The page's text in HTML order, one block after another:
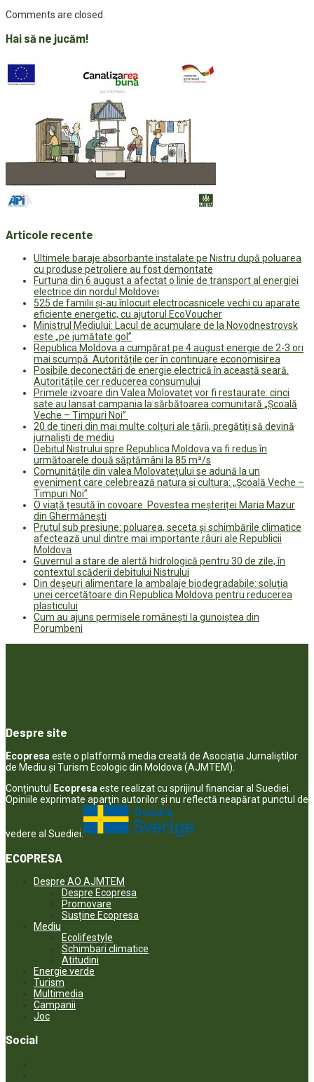
Comments are closed.
Hai să ne jucăm!
Articole recente
Ultimele baraje absorbante instalate pe Nistru după poluarea
cu produse petroliere au fost demontate
Furtuna din 6 august a afectat o linie de transport al energiei
electrice din nordul Moldovei
525 de familii și-au înlocuit electrocasnicele vechi cu aparate
eficiente energetic, cu ajutorul EcoVoucher
Ministrul Mediului: Lacul de acumulare de la Novodnestrovsk
este „pe jumătate gol”
Republica Moldova a cumpărat pe 4 august energie de 2-3 ori
mai scumpă. Autoritățile cer în continuare economisirea
Posibile deconectări de energie electrică în această seară.
Autoritățile cer reducerea consumului
Primele izvoare din Valea Molovateț vor fi restaurate: cinci
sate au lansat campania la sărbătoarea comunitară „Școală
Veche – Timpuri Noi”
20 de tineri din mai multe colțuri ale țării, pregătiți să devină
jurnaliști de mediu
Debitul Nistrului spre Republica Moldova va fi redus în
următoarele două săptămâni la 85 m³/s
Comunitățile din valea Molovatețului se adună la un
eveniment care celebrează natura și cultura: „Școală Veche –
Timpuri Noi”
O viață țesută în covoare. Povestea meșteriței Maria Mazur
din Ghermănești
Prutul sub presiune: poluarea, seceta și schimbările climatice
afectează unul dintre mai importante râuri ale Republicii
Moldova
Guvernul a stare de alertă hidrologică pentru 30 de zile, în
contextul scăderii debitului Nistrului
Din deșeuri alimentare la ambalaje biodegradabile: soluția
unei cercetătoare din Republica Moldova pentru reducerea
plasticului
Cum au ajuns permisele românești la gunoiștea din
Porumbeni
Despre site
Ecopresa este o platformă media creată de Asociația Jurnaliștilor
de Mediu și Turism Ecologic din Moldova (AJMTEM).
Conținutul
Ecopresa este realizat cu sprijinul financiar al Suediei.
Opiniile exprimate aparţin autorilor şi nu reflectă neapărat punctul de
vedere al Suediei.
ECOPRESA
Despre AO AJMTEM
Despre Ecopresa
Promovare
Susține Ecopresa
Mediu
Ecolifestyle
Schimbari climatice
Atitudini
Energie verde
Turism
Multimedia
Campanii
Joc
Social